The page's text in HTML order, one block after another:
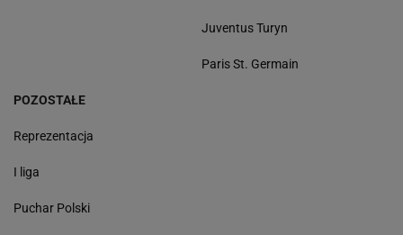
Juventus Turyn
Paris St. Germain
POZOSTAŁE
Reprezentacja
I liga
Puchar Polski